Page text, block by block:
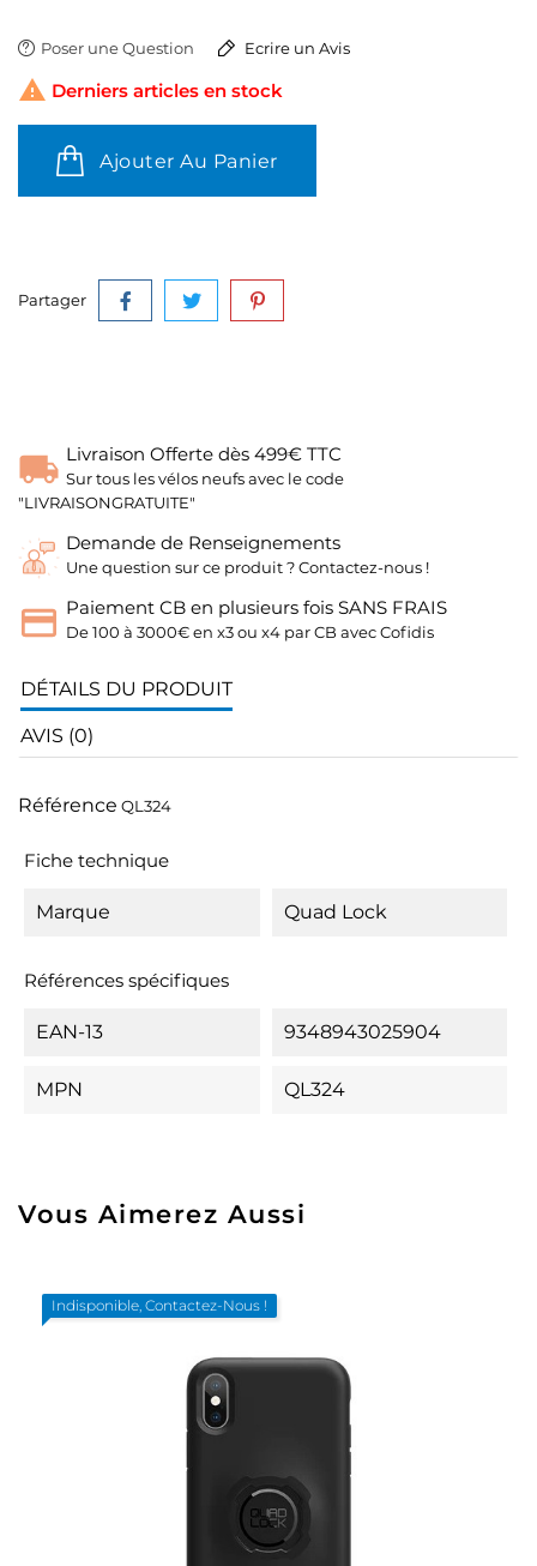
Poser une Question Ecrire un Avis
 Derniers articles en stock
Ajouter Au Panier
Partager
Livraison Offerte dès 499€ TTC
Sur tous les vélos neufs avec le code
"LIVRAISONGRATUITE"
Demande de Renseignements
Une question sur ce produit ? Contactez-nous !
Paiement CB en plusieurs fois SANS FRAIS
De 100 à 3000€ en x3 ou x4 par CB avec Cofidis
DÉTAILS DU PRODUIT
AVIS (0)
Référence QL324
Fiche technique
Marque Quad Lock
Références spécifiques
EAN-13 9348943025904
MPN QL324
Vous Aimerez Aussi
Indisponible, Contactez-Nous !